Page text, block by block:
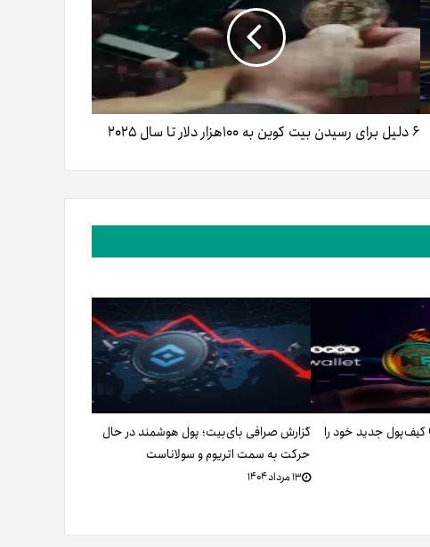
۶ دلیل برای رسیدن بیت کوین به ۱۰۰هزار دلار تا سال ۲۰۲۵
فروشگاه GameStop کیف‌پول جدید خود را
گزارش صرافی بای‌بیت؛ پول هوشمند در حال
حرکت به سمت اتریوم و سولاناست
۱۳ مرداد ۱۴۰۴